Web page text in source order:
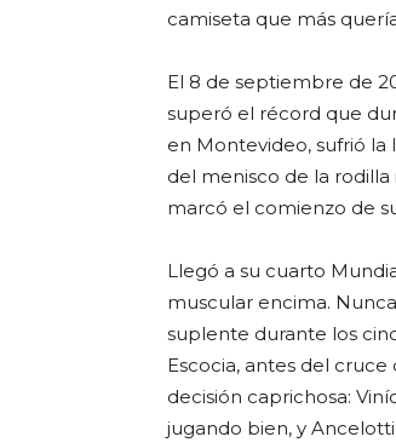
camiseta que más
El 8 de septiembre de
superó el récord que
en Montevideo, sufrió la
del menisco de la rodilla
marcó el comienzo de
Llegó a su cuarto
muscular encima.
suplente durante los
Escocia, antes del
decisión caprichosa:
jugando bien, y